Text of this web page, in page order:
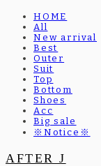
HOME
All
New arrival
Best
Outer
Suit
Top
Bottom
Shoes
Acc
Big sale
※Notice※
AFTER J